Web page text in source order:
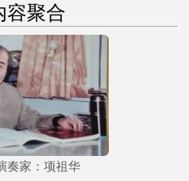
容聚合
奏家：项祖华